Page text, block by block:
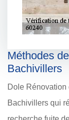
Méthodes
Bachivillers
Dole Rénovation
Bachivillers qui